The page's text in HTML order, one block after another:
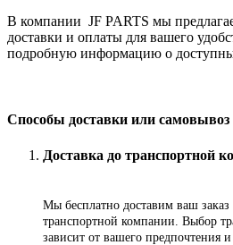
В компании JF PARTS мы
доставки и оплаты для вашего
подробную информацию о
Способы доставки или самовывоз
Доставка до транспортной
Мы бесплатно доставим ваш
транспортной компании. Выбор
зависит от вашего предпочтения